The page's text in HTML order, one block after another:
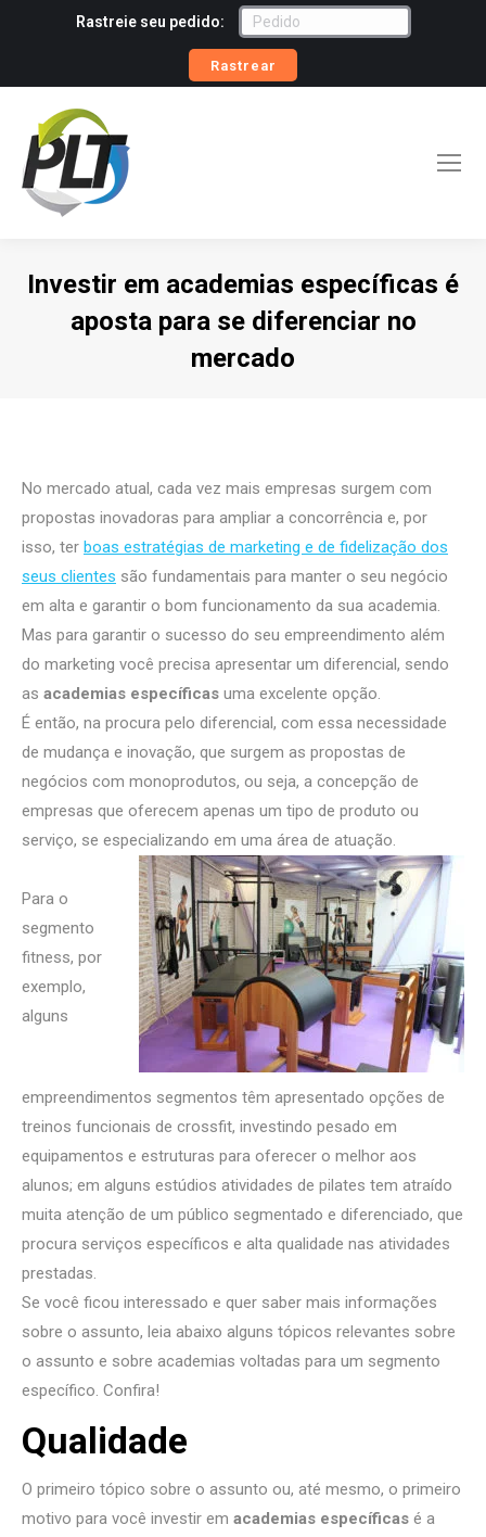
Rastreie seu pedido:
Rastrear
Investir em academias específicas é
aposta para se diferenciar no
mercado
No mercado atual, cada vez mais empresas surgem com
propostas inovadoras para ampliar a concorrência e, por
isso, ter boas estratégias de marketing e de fidelização dos
seus clientes são fundamentais para manter o seu negócio
em alta e garantir o bom funcionamento da sua academia.
Mas para garantir o sucesso do seu empreendimento além
do marketing você precisa apresentar um diferencial, sendo
as academias específicas uma excelente opção.
É então, na procura pelo diferencial, com essa necessidade
de mudança e inovação, que surgem as propostas de
negócios com monoprodutos, ou seja, a concepção de
empresas que oferecem apenas um tipo de produto ou
serviço, se especializando em uma área de atuação.
Para o
segmento
fitness, por
exemplo,
alguns
empreendimentos segmentos têm apresentado opções de
treinos funcionais de crossfit, investindo pesado em
equipamentos e estruturas para oferecer o melhor aos
alunos; em alguns estúdios atividades de pilates tem atraído
muita atenção de um público segmentado e diferenciado, que
procura serviços específicos e alta qualidade nas atividades
prestadas.
Se você ficou interessado e quer saber mais informações
sobre o assunto, leia abaixo alguns tópicos relevantes sobre
o assunto e sobre academias voltadas para um segmento
específico. Confira!
Qualidade
O primeiro tópico sobre o assunto ou, até mesmo, o primeiro
motivo para você investir em academias específicas é a